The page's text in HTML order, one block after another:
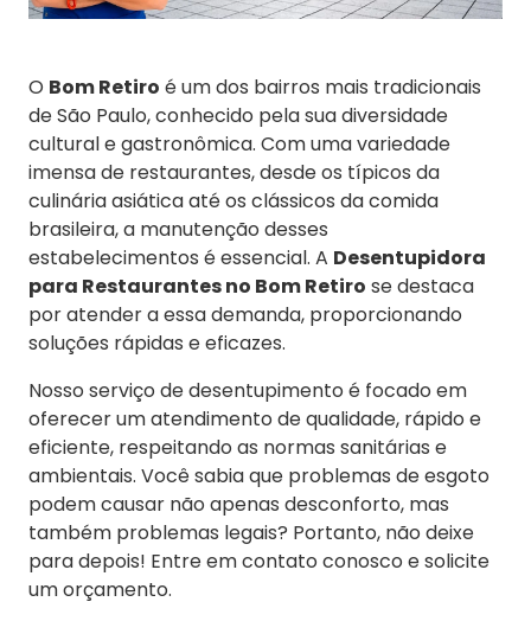
O Bom Retiro é um dos bairros mais tradicionais
de São Paulo, conhecido pela sua diversidade
cultural e gastronômica. Com uma variedade
imensa de restaurantes, desde os típicos da
culinária asiática até os clássicos da comida
brasileira, a manutenção desses
estabelecimentos é essencial. A Desentupidora
para Restaurantes no Bom Retiro se destaca
por atender a essa demanda, proporcionando
soluções rápidas e eficazes.
Nosso serviço de desentupimento é focado em
oferecer um atendimento de qualidade, rápido e
eficiente, respeitando as normas sanitárias e
ambientais. Você sabia que problemas de esgoto
podem causar não apenas desconforto, mas
também problemas legais? Portanto, não deixe
para depois! Entre em contato conosco e solicite
um orçamento.